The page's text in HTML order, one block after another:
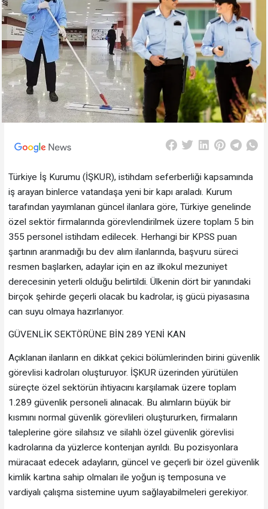
Türkiye İş Kurumu (İŞKUR), istihdam seferberliği kapsamında
iş arayan binlerce vatandaşa yeni bir kapı araladı. Kurum
tarafından yayımlanan güncel ilanlara göre, Türkiye genelinde
özel sektör firmalarında görevlendirilmek üzere toplam 5 bin
355 personel istihdam edilecek. Herhangi bir KPSS puan
şartının aranmadığı bu dev alım ilanlarında, başvuru süreci
resmen başlarken, adaylar için en az ilkokul mezuniyet
derecesinin yeterli olduğu belirtildi. Ülkenin dört bir yanındaki
birçok şehirde geçerli olacak bu kadrolar, iş gücü piyasasına
can suyu olmaya hazırlanıyor.
GÜVENLİK SEKTÖRÜNE BİN 289 YENİ KAN
Açıklanan ilanların en dikkat çekici bölümlerinden birini güvenlik
görevlisi kadroları oluşturuyor. İŞKUR üzerinden yürütülen
süreçte özel sektörün ihtiyacını karşılamak üzere toplam
1.289 güvenlik personeli alınacak. Bu alımların büyük bir
kısmını normal güvenlik görevlileri oluştururken, firmaların
taleplerine göre silahsız ve silahlı özel güvenlik görevlisi
kadrolarına da yüzlerce kontenjan ayrıldı. Bu pozisyonlara
müracaat edecek adayların, güncel ve geçerli bir özel güvenlik
kimlik kartına sahip olmaları ile yoğun iş temposuna ve
vardiyalı çalışma sistemine uyum sağlayabilmeleri gerekiyor.